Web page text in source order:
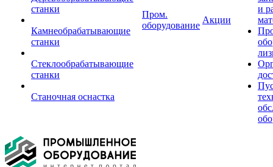
станки
Камнеобрабатывающие
станки
Стеклообрабатывающие
станки
Станочная оснастка
Пром.
оборудование
Акции
и